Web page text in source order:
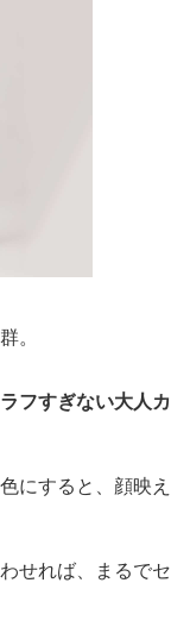
。
フすぎない大人カ
にすると、顔映え
せれば、まるでセ